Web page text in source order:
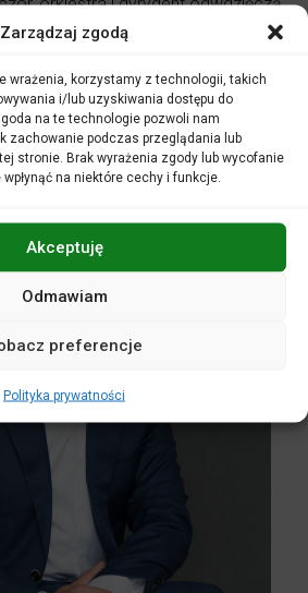
Zarządzaj zgodą
wrażenia, korzystamy z technologii, takich
i/lub uzyskiwania dostępu do
na te technologie pozwoli nam
zachowanie podczas przeglądania lub
stronie. Brak wyrażenia zgody lub wycofanie
na niektóre cechy i funkcje.
Akceptuję
Odmawiam
preferencje
Polityka prywatności